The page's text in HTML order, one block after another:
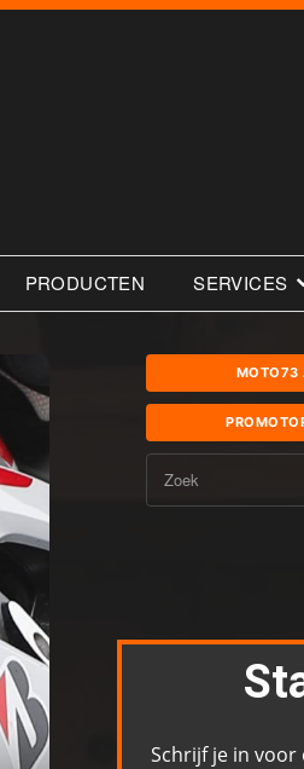
PRODUCTEN SERVICES
MOTO73
Zoek
Schrijf je in voor